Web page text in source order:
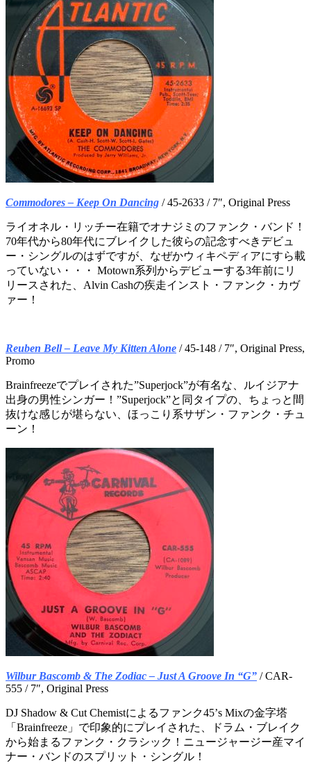
Commodores – Keep On Dancing / 45-2633 / 7″, Original Press
ライオネル・リッチー在籍でオナジミのファンク・バンド！
70年代から80年代にブレイクした彼らの記念すべきデビュ
ー・シングルのはずですが、なぜかウィキペディアにすら載
っていない・・・ Motown系列からデビューする3年前にリ
リースされた、Alvin Cashの疾走インスト・ファンク・カヴ
ァー！
Reuben Bell – Leave My Kitten Alone / 45-148 / 7″, Original Press,
Promo
Brainfreezeでプレイされた”Superjock”が有名な、ルイジアナ
出身の男性シンガー！”Superjock”と同タイプの、ちょっと間
抜けな感じが堪らない、ほっこり系サザン・ファンク・チュ
ーン！
Wilbur Bascomb & The Zodiac – Just A Groove In “G” / CAR-
555 / 7″, Original Press
DJ Shadow & Cut Chemistによるファンク45’s Mixの金字塔
「Brainfreeze」で印象的にプレイされた、ドラム・ブレイク
から始まるファンク・クラシック！ニュージャージー産マイ
ナー・バンドのスプリット・シングル！